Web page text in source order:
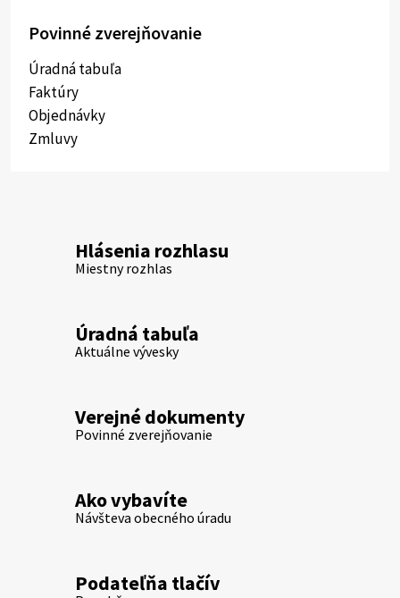
Povinné zverejňovanie
Úradná tabuľa
Faktúry
Objednávky
Zmluvy
Hlásenia rozhlasu
Miestny rozhlas
Úradná tabuľa
Aktuálne vývesky
Verejné dokumenty
Povinné zverejňovanie
Ako vybavíte
Návšteva obecného úradu
Podateľňa tlačív